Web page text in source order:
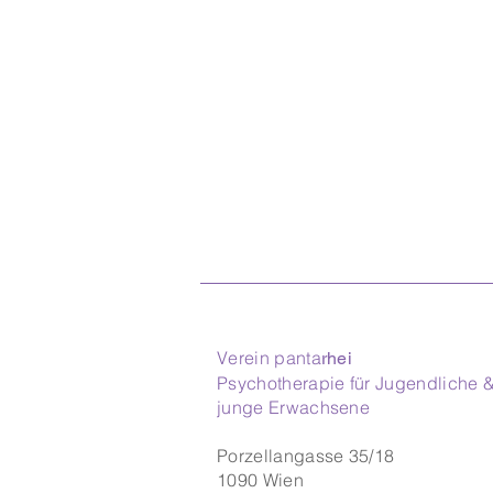
Verein pantarhei
Psychotherapie für Jugendliche
junge Erwachsene
Porzellangasse 35/18
1090 Wien